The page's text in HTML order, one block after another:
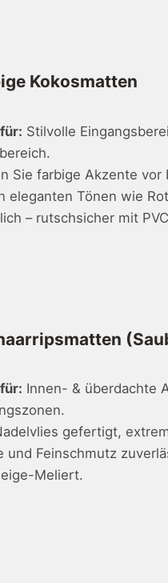
Kokosmatten
Stilvolle
Sie farbige Akzente vor
eleganten Tönen wie
– rutschsicher mit
Innen- & überdachte
gefertigt,
und Feinschmutz
Meliert.